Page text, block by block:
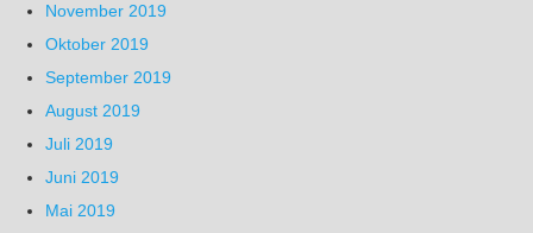
November 2019
Oktober 2019
September 2019
August 2019
Juli 2019
Juni 2019
Mai 2019